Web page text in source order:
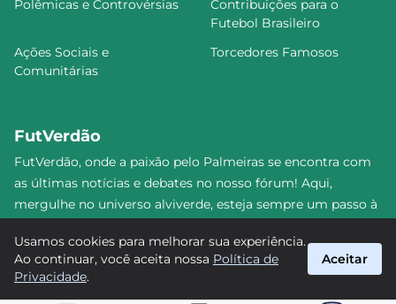
Polêmicas e Controvérsias
Contribuições para o
Futebol Brasileiro
Ações Sociais e
Comunitárias
Torcedores Famosos
FutVerdão
FutVerdão, onde a paixão pelo Palmeiras se encontra com
as últimas notícias e debates no nosso fórum! Aqui,
mergulhe no universo alviverde, esteja sempre um passo à
comunidade. Junte-se a nós nesta jornada emocionante!
#Palmeiras #FutVerdão
Usamos cookies para melhorar sua experiência.
Ao continuar, você aceita nossa Política de
Privacidade.
Aceitar